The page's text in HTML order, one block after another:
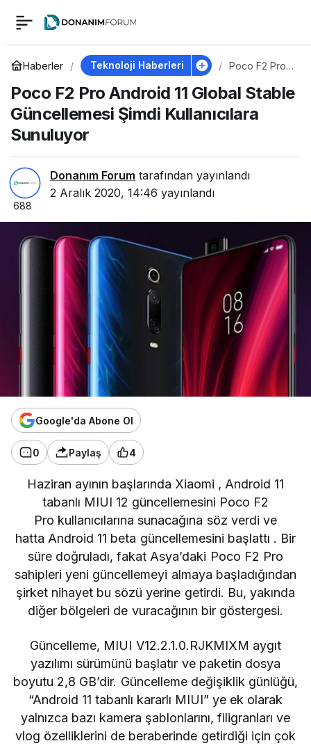
Haberler Teknoloji Haberleri
Poco F2 Pro
Global Stable
Güncellemesi
Şimdi
Poco F2 Pro Android 11 Global Stable
Güncellemesi Şimdi Kullanıcılara
Sunuluyor
Donanım Forum tarafından yayınlandı
2 Aralık 2020, 14:46 yayınlandı
688
Google'da Abone Ol
0 Paylaş 4
Haziran ayının başlarında Xiaomi , Android 11
tabanlı MIUI 12 güncellemesini Poco F2
Pro kullanıcılarına sunacağına söz verdi ve
hatta Android 11 beta güncellemesini başlattı . Bir
süre doğruladı, fakat Asya’daki Poco F2 Pro
sahipleri yeni güncellemeyi almaya başladığından
şirket nihayet bu sözü yerine getirdi. Bu, yakında
diğer bölgeleri de vuracağının bir göstergesi.
Güncelleme, MIUI V12.2.1.0.RJKMIXM aygıt
yazılımı sürümünü başlatır ve paketin dosya
boyutu 2,8 GB’dir. Güncelleme değişiklik günlüğü,
“Android 11 tabanlı kararlı MIUI” ye ek olarak
yalnızca bazı kamera şablonlarını, filigranları ve
vlog özelliklerini de beraberinde getirdiği için çok
Poco F2 Pro Android
11 Global Stable
Güncellemesi Şimdi
Kullanıcılara
Sunuluyor